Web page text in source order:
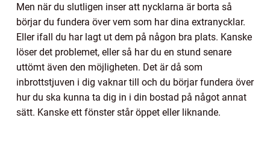
Men när du slutligen inser att nycklarna är borta så
börjar du fundera över vem som har dina extranycklar.
Eller ifall du har lagt ut dem på någon bra plats. Kanske
löser det problemet, eller så har du en stund senare
uttömt även den möjligheten. Det är då som
inbrottstjuven i dig vaknar till och du börjar fundera över
hur du ska kunna ta dig in i din bostad på något annat
sätt. Kanske ett fönster står öppet eller liknande.